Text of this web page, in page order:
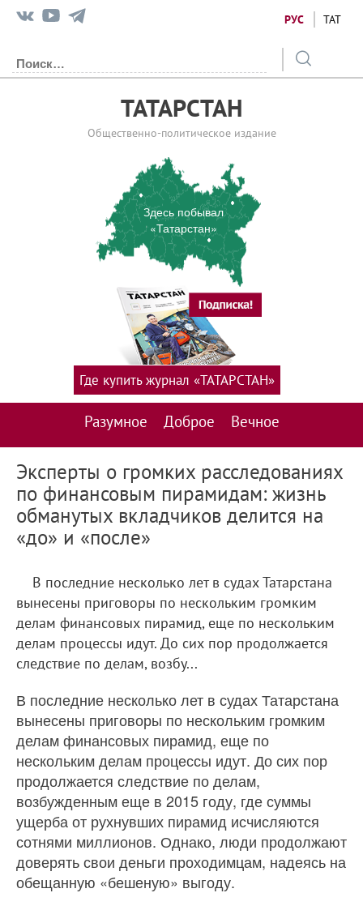
РУС ТАТ
ТАТАРСТАН
Общественно-политическое издание
Здесь побывал
«Татарстан»
Разумное Доброе Вечное
Где купить журнал «ТАТАРСТАН»
Эксперты о громких расследованиях
по финансовым пирамидам: жизнь
обманутых вкладчиков делится на
«до» и «после»
В последние несколько лет в судах Татарстана
вынесены приговоры по нескольким громким
делам финансовых пирамид, еще по нескольким
делам процессы идут. До сих пор продолжается
следствие по делам, возбу...
В последние несколько лет в судах Татарстана
вынесены приговоры по нескольким громким
делам финансовых пирамид, еще по
нескольким делам процессы идут. До сих пор
продолжается следствие по делам,
возбужденным еще в 2015 году, где суммы
ущерба от рухнувших пирамид исчисляются
сотнями миллионов. Однако, люди продолжают
доверять свои деньги проходимцам, надеясь на
обещанную «бешеную» выгоду.